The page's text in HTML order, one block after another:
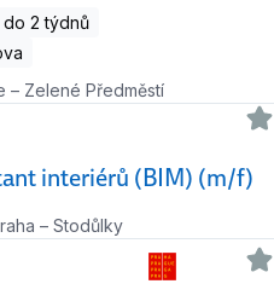
2 týdnů
– Zelené Předměstí
interiérů (BIM) (m/f)
– Stodůlky